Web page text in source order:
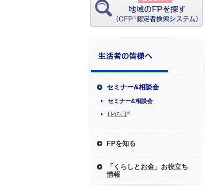
セミナー&相談会
セミナー&相談会
FPの日 ®
FPを知る
「くらしとお金」お役立ち
情報